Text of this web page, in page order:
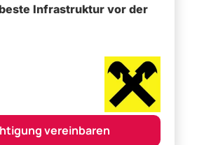
Infrastruktur vor der
vereinbaren